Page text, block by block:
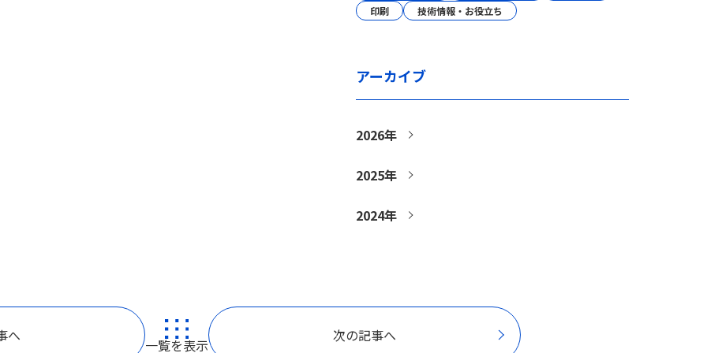
へ
一覧を表示
次の記事へ
印刷 技術情報・お役立ち
アーカイブ
2026年
2025年
2024年